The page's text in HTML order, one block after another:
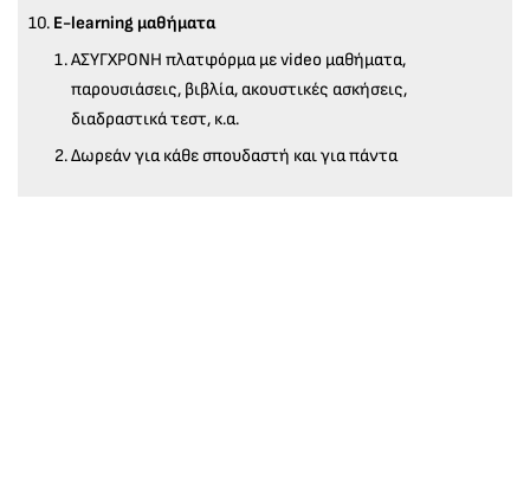
Ε-learning μαθήματα
ΑΣΥΓΧΡΟΝΗ πλατφόρμα με video μαθήματα,
παρουσιάσεις, βιβλία, ακουστικές ασκήσεις,
διαδραστικά τεστ, κ.α.
Δωρεάν για κάθε σπουδαστή και για πάντα